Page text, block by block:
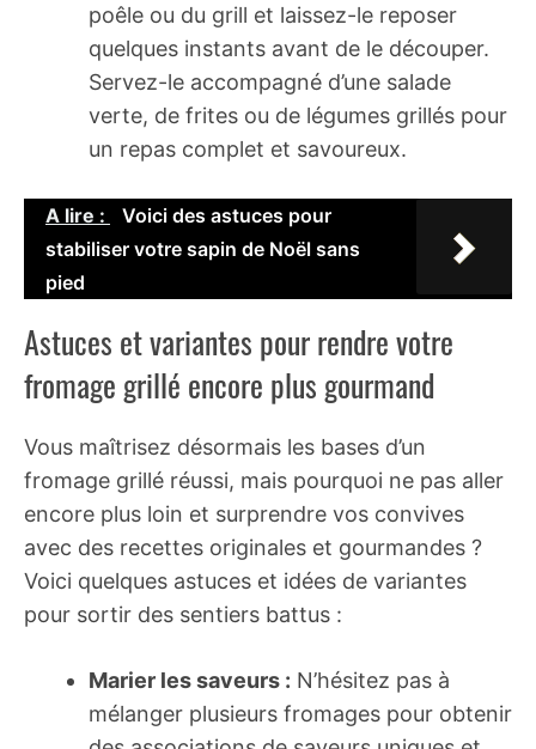
poêle ou du grill et laissez-le reposer
quelques instants avant de le découper.
Servez-le accompagné d’une salade
verte, de frites ou de légumes grillés pour
un repas complet et savoureux.
A lire :
Voici des astuces pour
stabiliser votre sapin de Noël sans
pied
Astuces et variantes pour rendre votre
fromage grillé encore plus gourmand
Vous maîtrisez désormais les bases d’un
fromage grillé réussi, mais pourquoi ne pas aller
encore plus loin et surprendre vos convives
avec des recettes originales et gourmandes ?
Voici quelques astuces et idées de variantes
pour sortir des sentiers battus :
Marier les saveurs : N’hésitez pas à
mélanger plusieurs fromages pour obtenir